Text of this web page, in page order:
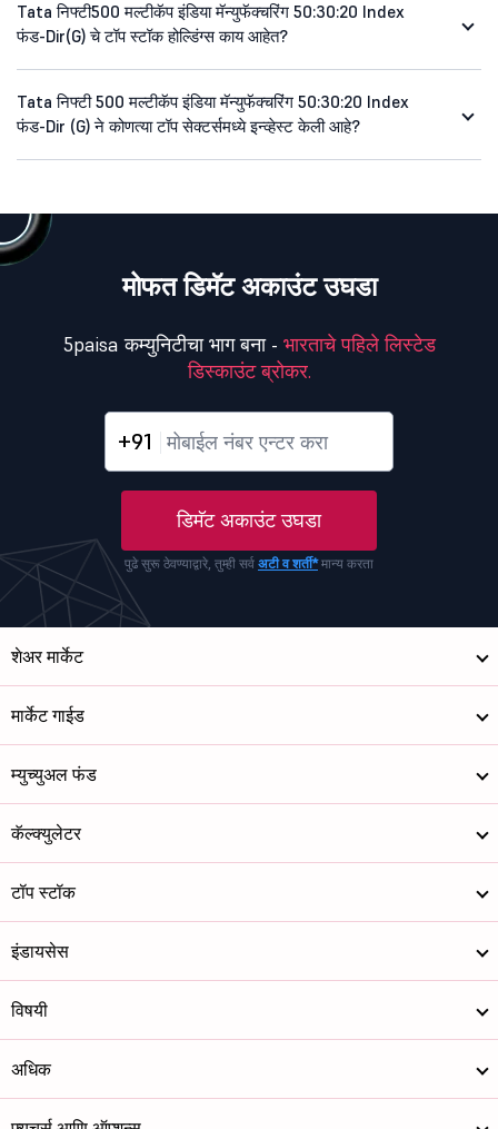
Tata निफ्टी500 मल्टीकॅप इंडिया मॅन्युफॅक्चरिंग 50:30:20 Index
फंड-Dir(G) चे टॉप स्टॉक होल्डिंग्स काय आहेत?
Tata निफ्टी 500 मल्टीकॅप इंडिया मॅन्युफॅक्चरिंग 50:30:20 Index
फंड-Dir (G) ने कोणत्या टॉप सेक्टर्समध्ये इन्व्हेस्ट केली आहे?
मोफत डिमॅट अकाउंट उघडा
5paisa कम्युनिटीचा भाग बना - भारताचे पहिले लिस्टेड
डिस्काउंट ब्रोकर.
+91
डिमॅट अकाउंट उघडा
पुढे सुरू ठेवण्याद्वारे, तुम्ही सर्व अटी व शर्ती*मान्य करता
शेअर मार्केट
मार्केट गाईड
म्युच्युअल फंड
कॅल्क्युलेटर
टॉप स्टॉक
इंडायसेस
विषयी
अधिक